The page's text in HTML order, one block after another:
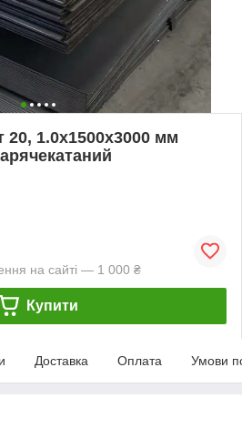
20, 1.0х1500х3000 мм
на сайті — 1 000 ₴
Купити
Доставка Оплата Умови